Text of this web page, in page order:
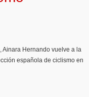
Ainara Hernando vuelve a la
española de ciclismo en